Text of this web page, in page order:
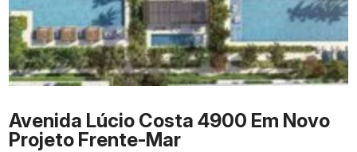
Avenida Lúcio Costa 4900 Em Novo
Projeto Frente-Mar